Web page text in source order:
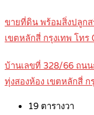
ขายที่ดิน พร้อมสิ่งปลูกส
เขตหลักสี่ กรุงเทพ โท
บ้านเลขที่ 328/66 ถน
ทุ่งสองห้อง เขตหลักสี่ ก
19 ตารางวา